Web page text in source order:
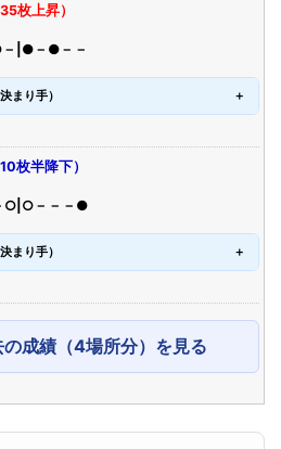
35枚上昇）
|●－●－－
まり手）
10枚半降下）
○|○－－－●
まり手）
成績（4場所分）を見る